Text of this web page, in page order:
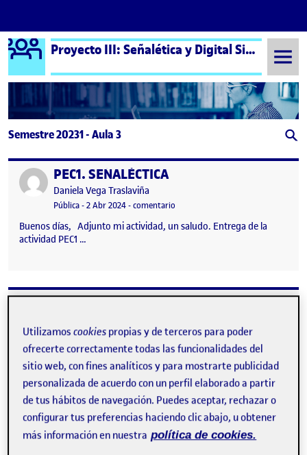
Saltar al contenido
Logo Ágora Proyecto III: Señalética y Digital Signage – Aula 3
Semestre 20231 - Aula 3
Publicado porPEC1. SEÑALÉCTICA
Publicado por
Daniela Vega Traslaviña
Visibilidad:
Pública-Fecha de publicación
2 Abr 20242 abril, 2024 10:19 am
-comentario
Buenos días, Adjunto mi actividad, un saludo. Entrega de la
actividad PEC1 …
Documento Ejecutivo – Presentación Pecha Kucha.
Visibilidad:
Pública-Fecha de publicación
20 Ene 202422 enero, 2024 5:49 pm
-1 comentarioen Documento Ejecutivo –
…
Publicado porPEC 4- Aplicación
Publicado por
Marina Martín Leiva
Utilizamoscookies propias y de terceros para poder
ofrecerte correctamente todas las funcionalidades del
sitio web, con fines analíticos y para mostrarte publicidad
personalizada de acuerdo con un perfil elaborado a partir
de tus hábitos de navegación. Puedes aceptar, rechazar o
configurar tus preferencias haciendo clic abajo, u obtener
más información en nuestra política de cookies.